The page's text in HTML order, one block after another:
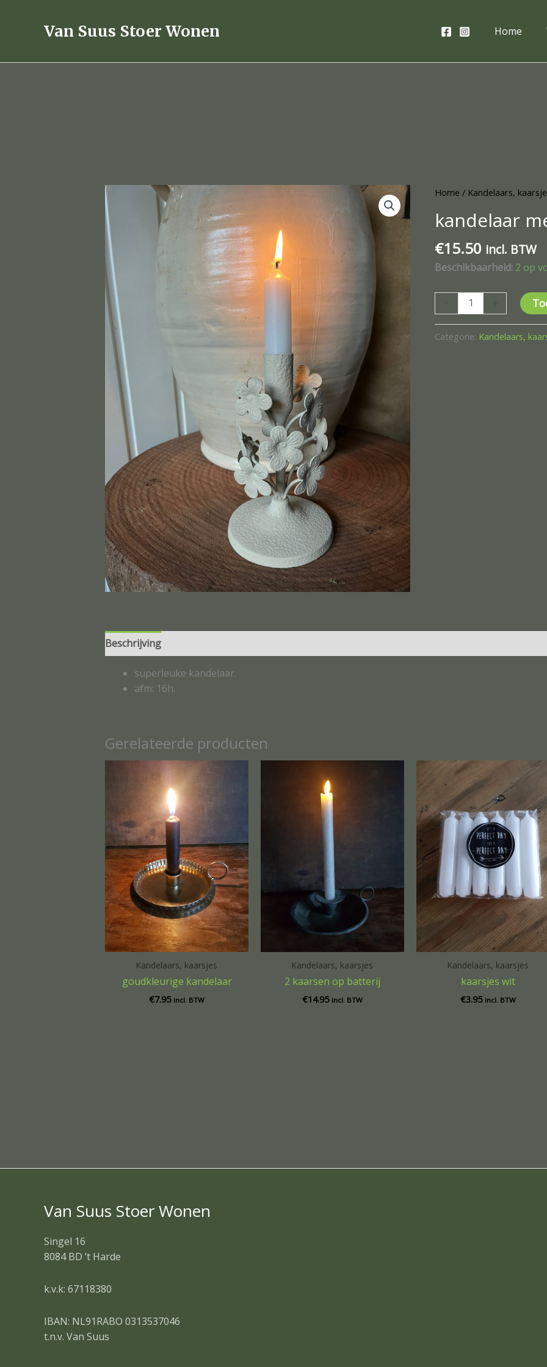
Van Suus Stoer Wonen Home
Home / Kandelaars,
kandelaar
€15.50 incl. BTW
Beschikbaarheid: 2 op
kandelaar
bloemen
Categorie: Kandelaars,
Beschrijving
superleuke kandelaar.
afm: 16h.
Gerelateerde producten
Kandelaars, kaarsjes
goudkleurige kandelaar
€7.95 incl. BTW
Kandelaars, kaarsjes
2 kaarsen op batterij
€14.95 incl. BTW
Kandelaars, kaarsjes
kaarsjes wit
€3.95 incl. BTW
Van Suus Stoer Wonen
Singel 16
8084 BD ’t Harde
k.v.k: 67118380
IBAN: NL91RABO 0313537046
t.n.v. Van Suus